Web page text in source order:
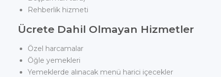
Rehberlik hizmeti
Ücrete Dahil Olmayan Hizmetler
Özel harcamalar
Öğle yemekleri
Yemeklerde alınacak menü harici içecekler